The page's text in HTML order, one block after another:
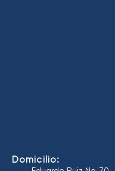
Domicilio: